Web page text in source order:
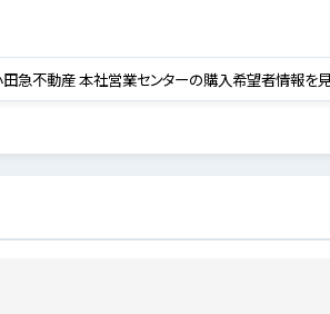
急不動産 本社営業センターの購入希望者情報を